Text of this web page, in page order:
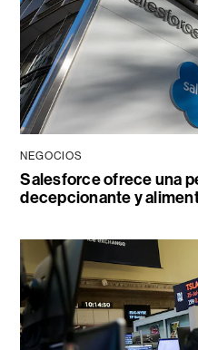
NEGOCIOS
Salesforce ofrece una
decepcionante y